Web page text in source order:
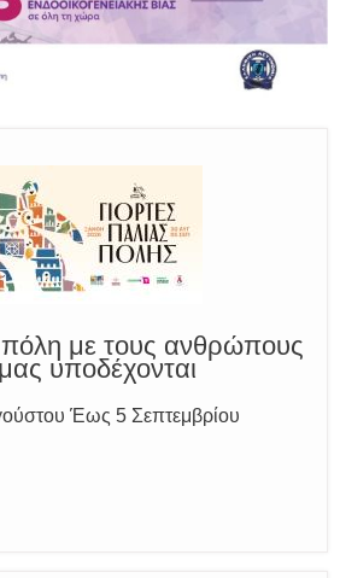
Προσεκτικοί
Πυροσβεστική στο 199 ή στο 112
σαφείς πληροφορίες